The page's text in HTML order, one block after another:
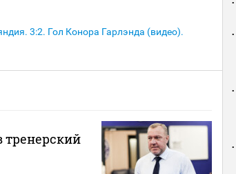
3:2. Гол Конора Гарлэнда (видео).